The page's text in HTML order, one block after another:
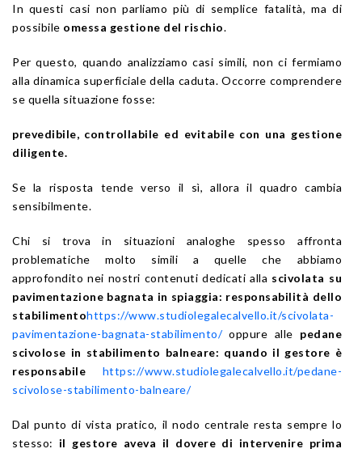
In questi casi non parliamo più di semplice fatalità, ma di
possibile omessa gestione del rischio.
Per questo, quando analizziamo casi simili, non ci fermiamo
alla dinamica superficiale della caduta. Occorre comprendere
se quella situazione fosse:
prevedibile, controllabile ed evitabile con una gestione
diligente.
Se la risposta tende verso il sì, allora il quadro cambia
sensibilmente.
Chi si trova in situazioni analoghe spesso affronta
problematiche molto simili a quelle che abbiamo
approfondito nei nostri contenuti dedicati alla scivolata su
pavimentazione bagnata in spiaggia: responsabilità dello
stabilimentohttps://www.studiolegalecalvello.it/scivolata-
pavimentazione-bagnata-stabilimento/oppure alle pedane
scivolose in stabilimento balneare: quando il gestore è
responsabile
https://www.studiolegalecalvello.it/pedane-
scivolose-stabilimento-balneare/
Dal punto di vista pratico, il nodo centrale resta sempre lo
stesso: il gestore aveva il dovere di intervenire prima